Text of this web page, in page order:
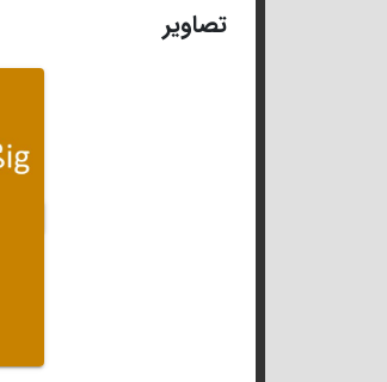
تصاویر